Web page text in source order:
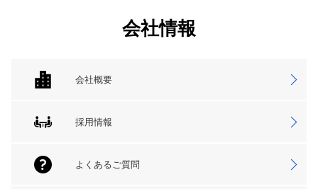
会社情報
会社概要
採用情報
よくあるご質問